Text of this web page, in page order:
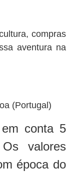
compras
aventura na
(Portugal)
conta 5
valores
época do